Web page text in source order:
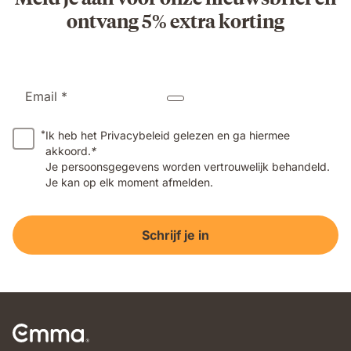
ontvang 5% extra korting
Email *
*Ik heb het Privacybeleid gelezen en ga hiermee
akkoord.*
Je persoonsgegevens worden vertrouwelijk behandeld.
Je kan op elk moment afmelden.
Schrijf je in